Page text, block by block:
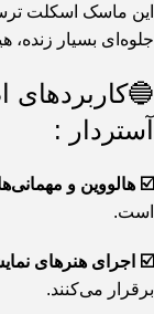
این ماسک اسکلت
جلوه‌ای بسیار زنده،
آستردار :
☑️ هالووین و
است.
☑️ اجرای هنرهای
برقرار می‌کنند.